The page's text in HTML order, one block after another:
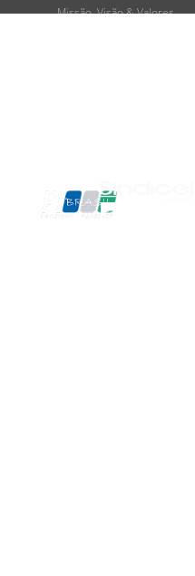
Missão, Visão & Valores